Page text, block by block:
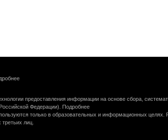
предоставления информации на основе сбора,
Федерации). Подробнее
только в образовательных и информационных целях.
лиц.